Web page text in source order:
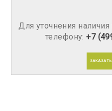
Для уточнения
телефону:+7